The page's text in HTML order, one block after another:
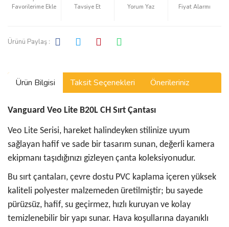
Tavsiye Et Yorum Yaz Fiyat Alarmı
Ürünü Paylaş :
Ürün Bilgisi Taksit Seçenekleri Önerileriniz
Vanguard Veo Lite B20L CH Sırt Çantası
Veo Lite Serisi, hareket halindeyken stilinize uyum
sağlayan hafif ve sade bir tasarım sunan, değerli kamera
ekipmanı taşıdığınızı gizleyen çanta koleksiyonudur.
Bu sırt çantaları, çevre dostu PVC kaplama içeren yüksek
kaliteli polyester malzemeden üretilmiştir; bu sayede
pürüzsüz, hafif, su geçirmez, hızlı kuruyan ve kolay
temizlenebilir bir yapı sunar. Hava koşullarına dayanıklı